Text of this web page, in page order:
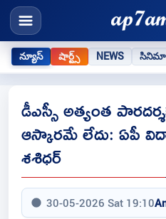
న్యూస్ షార్ట్స్ NEWS సినిమా
డీఎస్సీ అత్యంత
ఆస్కారమే లేదు: ఏపీ
శశిధర్
30-05-2026 Sat 19:10